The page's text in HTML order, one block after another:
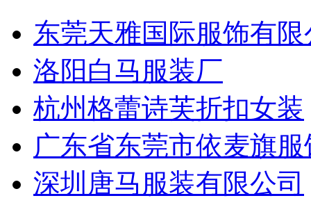
东莞天雅国际服饰有限
洛阳白马服装厂
杭州格蕾诗芙折扣女装
广东省东莞市依麦旗
深圳唐马服装有限公司